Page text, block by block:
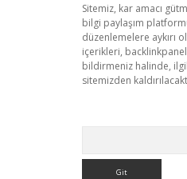
Sitemiz, kar amacı
bilgi paylaşım
düzenlemelere aykırı
içerikleri,
bildirmeniz halinde,
sitemizden